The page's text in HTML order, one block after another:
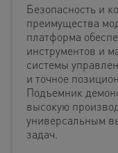
Безопасность и
преимущества
платформа
инструментов и
системы
и точное
Подъемник
высокую
универсальным
задач.